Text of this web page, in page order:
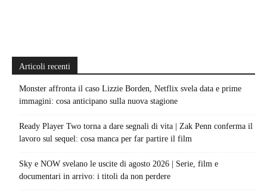
Articoli recenti
Monster affronta il caso Lizzie Borden, Netflix svela data e prime
immagini: cosa anticipano sulla nuova stagione
Ready Player Two torna a dare segnali di vita | Zak Penn conferma il
lavoro sul sequel: cosa manca per far partire il film
Sky e NOW svelano le uscite di agosto 2026 | Serie, film e
documentari in arrivo: i titoli da non perdere